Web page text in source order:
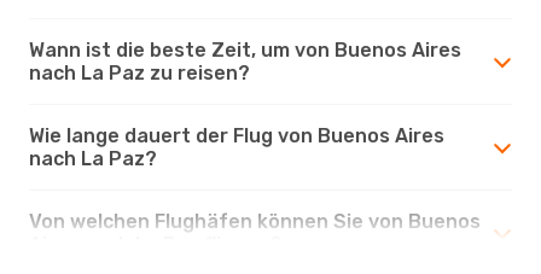
Wann ist die beste Zeit, um von Buenos Aires
nach La Paz zu reisen?
Wie lange dauert der Flug von Buenos Aires
nach La Paz?
Von welchen Flughäfen können Sie von Buenos